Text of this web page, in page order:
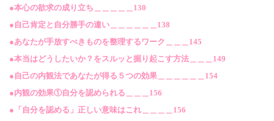
●本心の欲求の成り立ち＿＿＿＿＿130
●自己肯定と自分勝手の違い＿＿＿＿＿＿138
●あなたが手放すべきものを整理するワーク＿＿＿145
●本当はどうしたいか？をスルッと掘り起こす方法＿＿＿149
●自己の内観法であなたが得る５つの効果＿＿＿＿＿＿154
●内観の効果①自分を認められる＿＿＿156
●「自分を認める」正しい意味はこれ＿＿＿＿156